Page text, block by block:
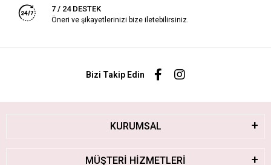
7 / 24 DESTEK
Öneri ve şikayetlerinizi bize iletebilirsiniz.
Bizi Takip Edin
KURUMSAL
MÜŞTERİ HİZMETLERİ